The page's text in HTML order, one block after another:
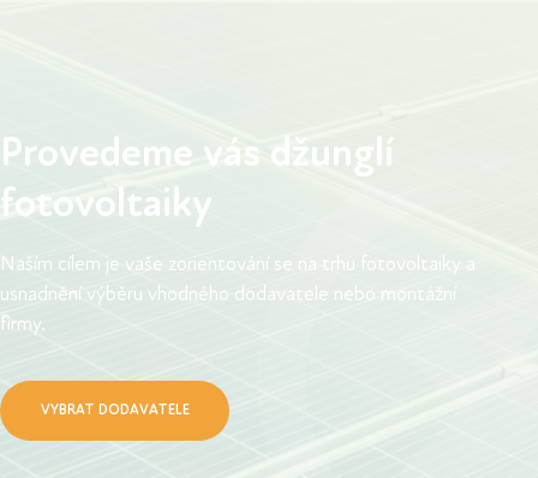
Provedeme vás džunglí
fotovoltaiky
Naším cílem je vaše zorientování se na trhu fotovoltaiky a
usnadnění výběru vhodného dodavatele nebo montážní
firmy.
VYBRAT DODAVATELE